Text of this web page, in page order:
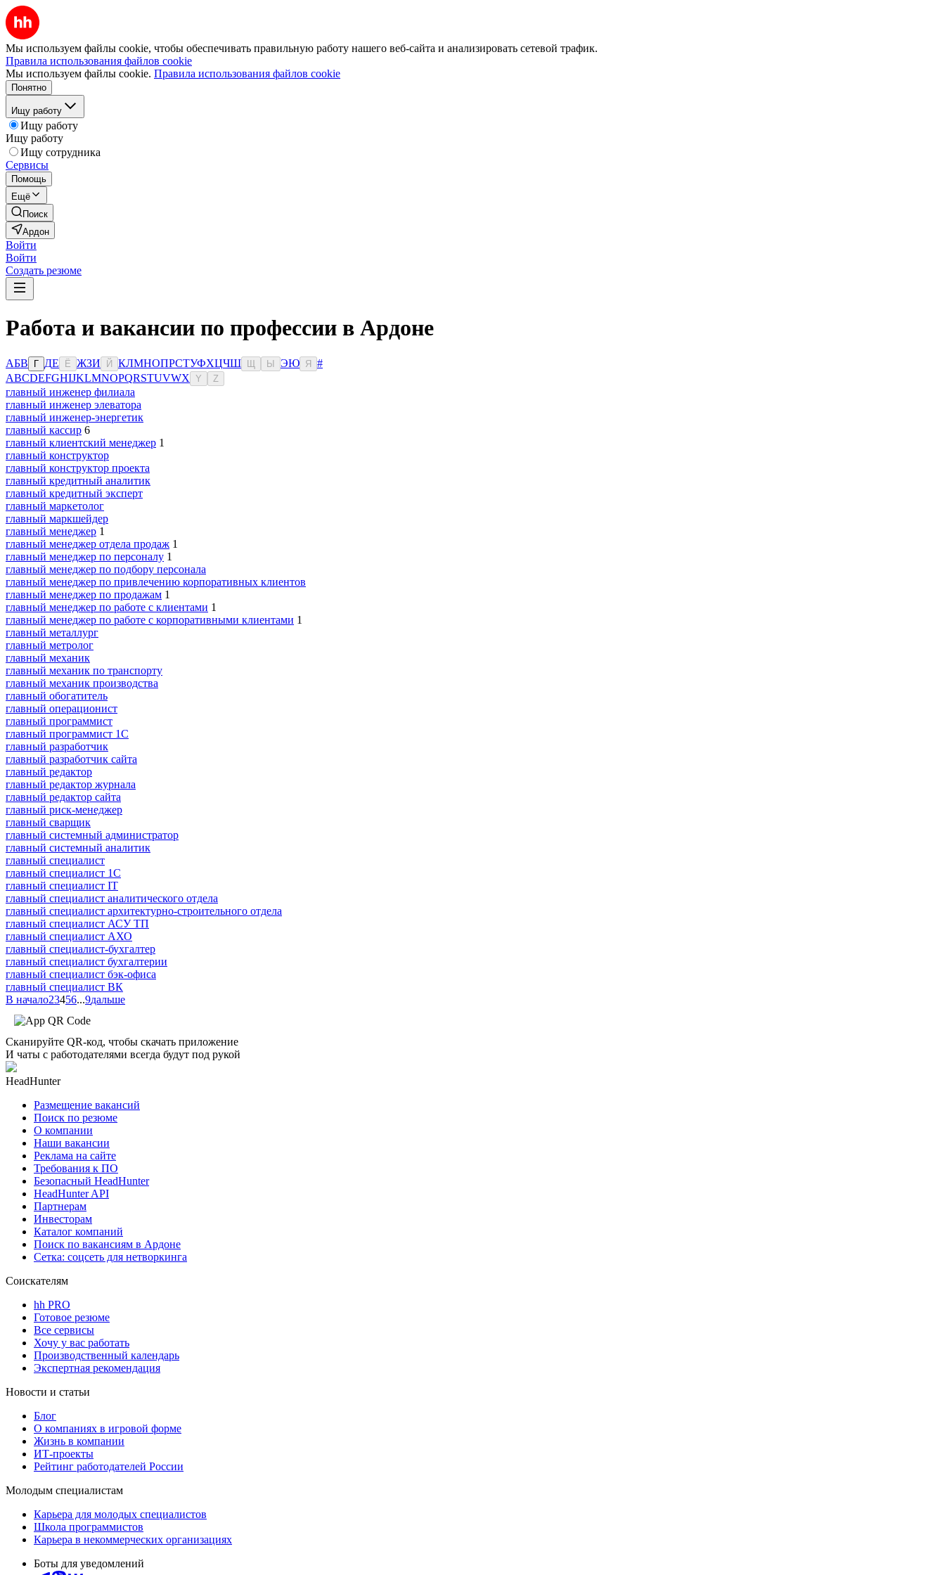
Мы используем файлы cookie, чтобы обеспечивать правильную работу нашего веб-сайта и анализировать сетевой трафик.
Правила использования файлов cookie
Мы используем файлы cookie. Правила использования файлов cookie
Понятно
Ищу работу
Ищу работу
Ищу работу
Ищу сотрудника
Сервисы
Помощь
Ещё
Поиск
Ардон
Войти
Войти
Создать резюме
Работа и вакансии по профессии в Ардоне
АБВ Г ДЕ Ё ЖЗИ Й КЛМНОПРСТУФХЦЧШ Ы ЭЮ Я
#
ABCDEFGHIJKLMNOPQRSTUVWX Y Z
главный инженер филиала
главный инженер элеватора
главный инженер-энергетик
главный кассир 6
главный клиентский менеджер 1
главный конструктор
главный конструктор проекта
главный кредитный аналитик
главный кредитный эксперт
главный маркетолог
главный маркшейдер
главный менеджер 1
главный менеджер отдела продаж 1
главный менеджер по персоналу 1
главный менеджер по подбору персонала
главный менеджер по привлечению корпоративных клиентов
главный менеджер по продажам 1
главный менеджер по работе с клиентами 1
главный менеджер по работе с корпоративными клиентами 1
главный металлург
главный метролог
главный механик
главный механик по транспорту
главный механик производства
главный обогатитель
главный операционист
главный программист
главный программист 1С
главный разработчик
главный разработчик сайта
главный редактор
главный редактор журнала
главный редактор сайта
главный риск-менеджер
главный сварщик
главный системный администратор
главный системный аналитик
главный специалист
главный специалист 1С
главный специалист IT
главный специалист аналитического отдела
главный специалист архитектурно-строительного отдела
главный специалист АСУ ТП
главный специалист АХО
главный специалист-бухгалтер
главный специалист бухгалтерии
главный специалист бэк-офиса
главный специалист ВК
В начало23456...9дальше
Сканируйте QR-код, чтобы скачать приложение
И чаты с работодателями всегда будут под рукой
HeadHunter
Размещение вакансий
Поиск по резюме
О компании
Наши вакансии
Реклама на сайте
Требования к ПО
Безопасный HeadHunter
HeadHunter API
Партнерам
Инвесторам
Каталог компаний
Поиск по вакансиям в Ардоне
Сетка: соцсеть для нетворкинга
Соискателям
hh PRO
Готовое резюме
Все сервисы
Хочу у вас работать
Производственный календарь
Экспертная рекомендация
Новости и статьи
Блог
О компаниях в игровой форме
Жизнь в компании
ИТ-проекты
Рейтинг работодателей России
Молодым специалистам
Карьера для молодых специалистов
Школа программистов
Карьера в некоммерческих организациях
Боты для уведомлений